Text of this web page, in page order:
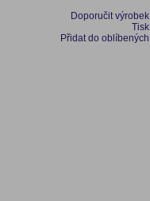
Doporučit výrobek
Tisk
Přidat do oblíbených